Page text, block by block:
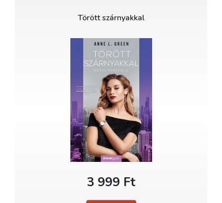
Törött szárnyakkal
3 999 Ft